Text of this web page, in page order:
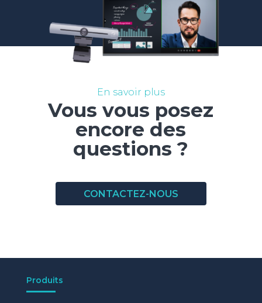
En savoir plus
Vous vous posez
encore des
questions ?
CONTACTEZ-NOUS
Produits